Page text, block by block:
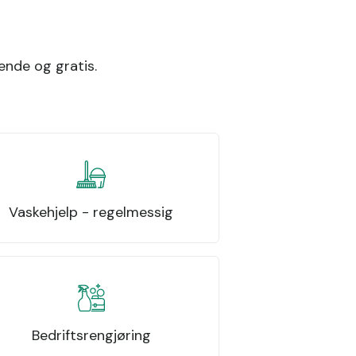
og gratis.
Vaskehjelp - regelmessig
Bedriftsrengjøring